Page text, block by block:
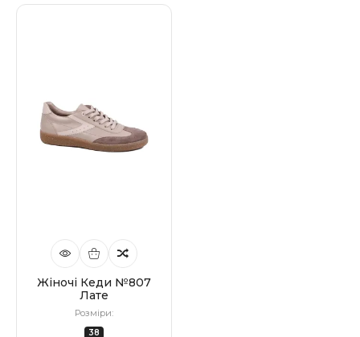
Жіночі Кеди №807
Лате
Розміри:
38